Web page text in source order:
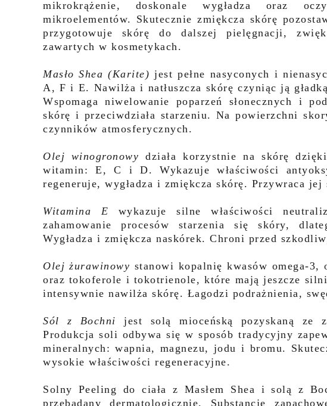
mikrokrążenie, doskonale wygładza oraz
mikroelementów. Skutecznie zmiękcza skórę
przygotowuje skórę do dalszej pielęgnacji,
zawartych w kosmetykach.
Masło Shea (Karite)jest pełne nasyconych i
A, F i E. Nawilża i natłuszcza skórę czyniąc ją
Wspomaga niwelowanie poparzeń słonecznych i
skórę i przeciwdziała starzeniu. Na powierzchni
czynników atmosferycznych.
Olej winogronowydziała korzystnie na skórę
witamin: E, C i D. Wykazuje właściwości
regeneruje, wygładza i zmiękcza skórę. Przywraca jej
Witamina E wykazuje silne właściwości
zahamowanie procesów starzenia się skóry,
Wygładza i zmiękcza naskórek. Chroni przed
Olej żurawinowy stanowi kopalnię kwasów omega-
oraz tokoferole i tokotrienole, które mają jeszcze
intensywnie nawilża skórę. Łagodzi podrażnienia,
Sól z Bochnijest solą mioceńską pozyskaną ze
Produkcja soli odbywa się w sposób tradycyjny
mineralnych: wapnia, magnezu, jodu i bromu.
wysokie właściwości regeneracyjne.
Solny Peeling do ciała z Masłem Shea i solą z
przebadany dermatologicznie. Substancje